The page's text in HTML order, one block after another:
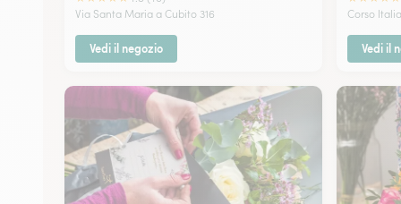
Via Santa Maria a Cubito 316
Vedi il negozio
Corso
Vedi il